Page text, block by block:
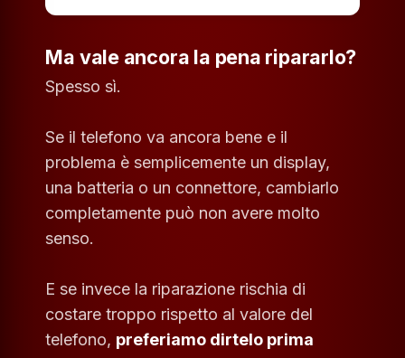
Ma vale ancora la pena ripararlo?
Spesso sì.
Se il telefono va ancora bene e il
problema è semplicemente un display,
una batteria o un connettore, cambiarlo
completamente può non avere molto
senso.
E se invece la riparazione rischia di
costare troppo rispetto al valore del
telefono, preferiamo dirtelo prima